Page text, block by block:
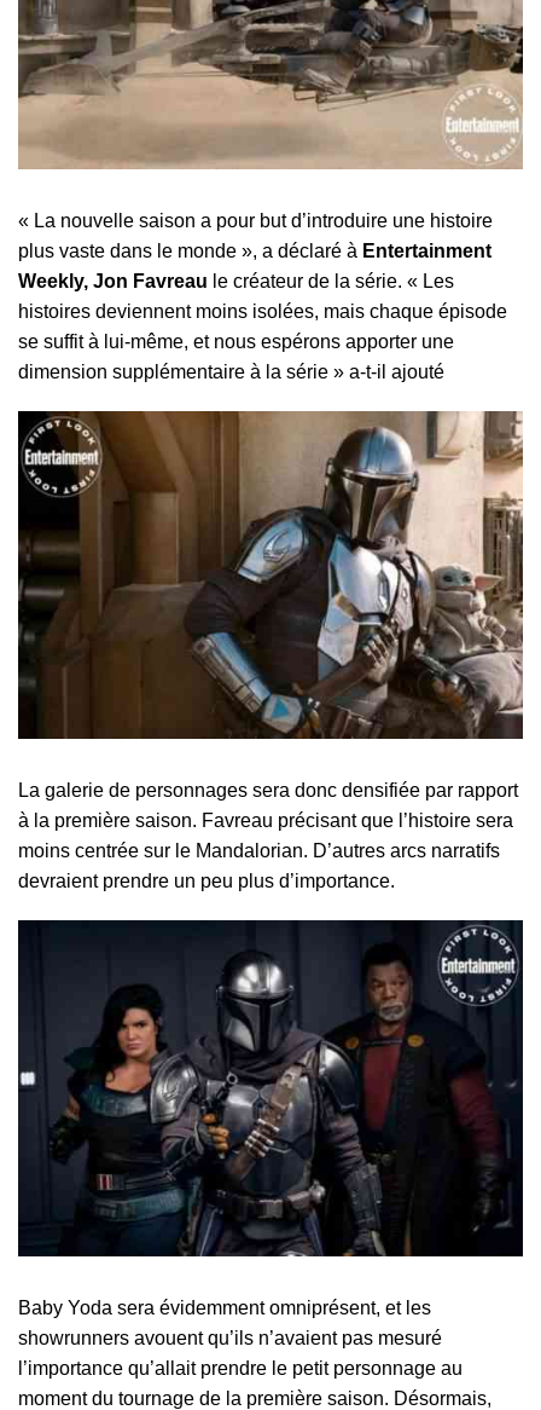
« La nouvelle saison a pour but d’introduire une histoire
plus vaste dans le monde », a déclaré à Entertainment
Weekly, Jon Favreau le créateur de la série. « Les
histoires deviennent moins isolées, mais chaque épisode
se suffit à lui-même, et nous espérons apporter une
dimension supplémentaire à la série » a-t-il ajouté
La galerie de personnages sera donc densifiée par rapport
à la première saison. Favreau précisant que l’histoire sera
moins centrée sur le Mandalorian. D’autres arcs narratifs
devraient prendre un peu plus d’importance.
Baby Yoda sera évidemment omniprésent, et les
showrunners avouent qu’ils n’avaient pas mesuré
l’importance qu’allait prendre le petit personnage au
moment du tournage de la première saison. Désormais,